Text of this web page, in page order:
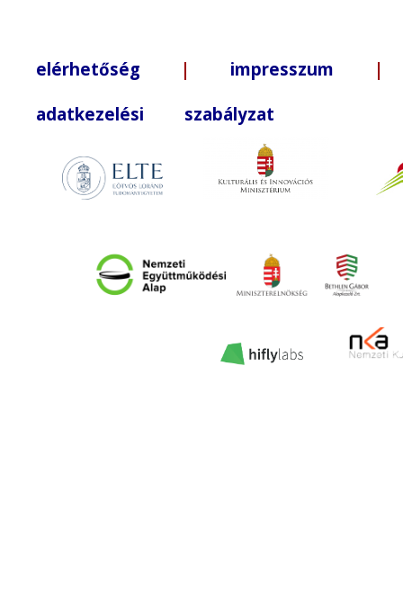
elérhetőség | impresszum |
adatkezelési szabályzat